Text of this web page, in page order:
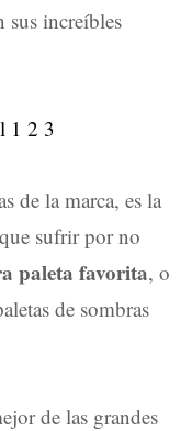
sus increíbles
de la marca, es la
sufrir por no
paleta favorita, o
de sombras
de las grandes